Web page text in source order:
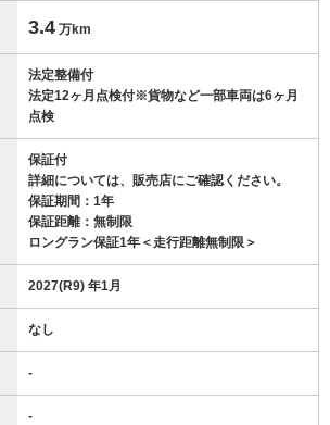
3.4 万km
法定整備付
法定12ヶ月点検付※貨物など一部車両は6ヶ月
点検
保証付
詳細については、販売店にご確認ください。
保証期間：1年
保証距離：無制限
ロングラン保証1年＜走行距離無制限＞
2027(R9) 年1月
なし
-
-